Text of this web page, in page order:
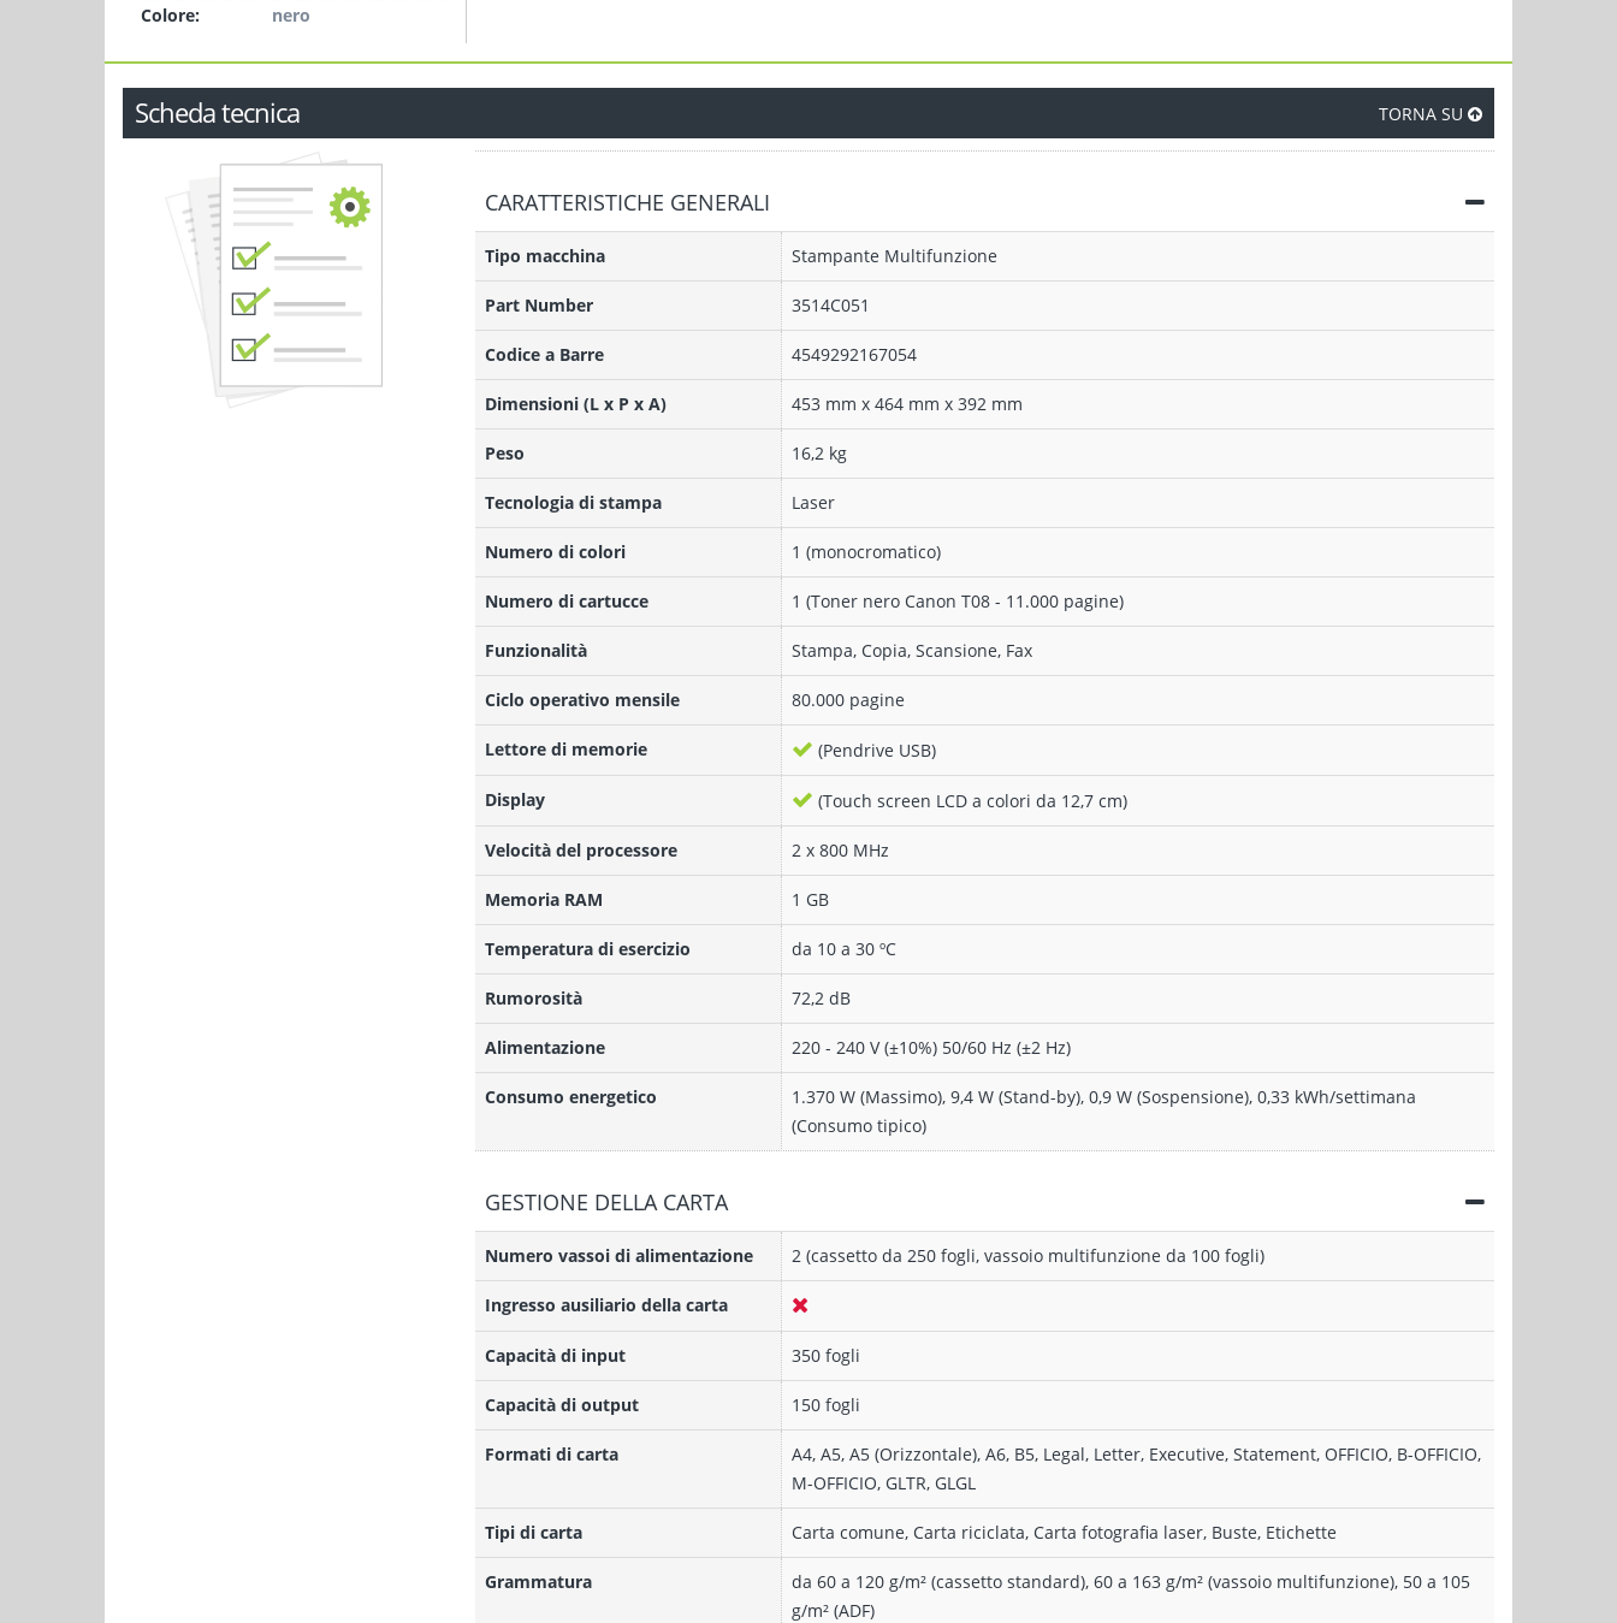
Colore:
nero
Scheda tecnica TORNA SU
CARATTERISTICHE GENERALI
Tipo macchina Stampante Multifunzione
Part Number 3514C051
Codice a Barre 4549292167054
Dimensioni (L x P x A) 453 mm x 464 mm x 392 mm
Peso 16,2 kg
Tecnologia di stampa Laser
Numero di colori 1 (monocromatico)
Numero di cartucce 1 (Toner nero Canon T08 - 11.000 pagine)
Funzionalità Stampa, Copia, Scansione, Fax
Ciclo operativo mensile 80.000 pagine
Lettore di memorie (Pendrive USB)
Display (Touch screen LCD a colori da 12,7 cm)
Velocità del processore 2 x 800 MHz
Memoria RAM 1 GB
Temperatura di esercizio da 10 a 30 ºC
Rumorosità 72,2 dB
Alimentazione 220 - 240 V (±10%) 50/60 Hz (±2 Hz)
Consumo energetico
1.370 W (Massimo), 9,4 W (Stand-by), 0,9 W (Sospensione), 0,33 kWh/settimana
(Consumo tipico)
GESTIONE DELLA CARTA
Numero vassoi di alimentazione 2 (cassetto da 250 fogli, vassoio multifunzione da 100 fogli)
Ingresso ausiliario della carta
Capacità di input 350 fogli
Capacità di output 150 fogli
Formati di carta
A4, A5, A5 (Orizzontale), A6, B5, Legal, Letter, Executive, Statement, OFFICIO, B-OFFICIO,
M-OFFICIO, GLTR, GLGL
Tipi di carta Carta comune, Carta riciclata, Carta fotografia laser, Buste, Etichette
Grammatura
da 60 a 120 g/m² (cassetto standard), 60 a 163 g/m² (vassoio multifunzione), 50 a 105
g/m² (ADF)